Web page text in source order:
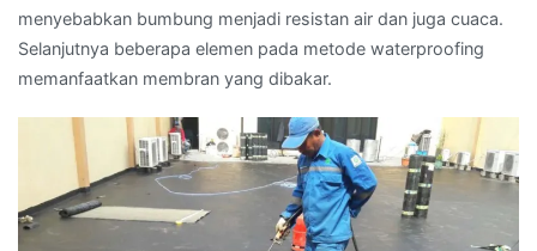
menyebabkan bumbung menjadi resistan air dan juga cuaca.
Selanjutnya beberapa elemen pada metode waterproofing
memanfaatkan membran yang dibakar.